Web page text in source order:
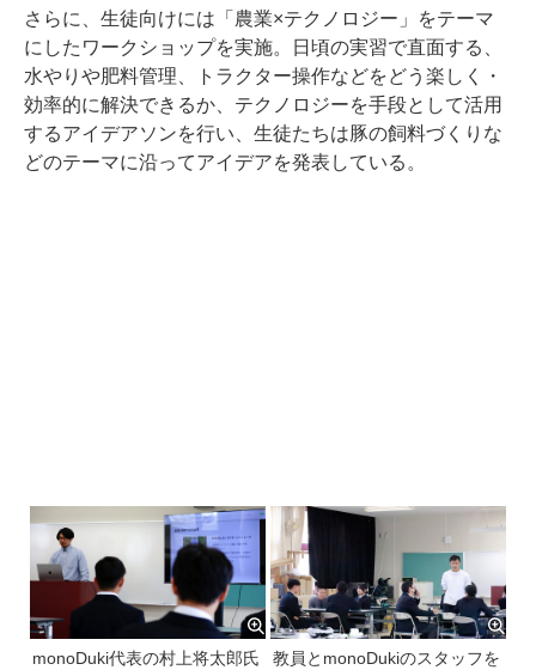
さらに、生徒向けには「農業×テクノロジー」をテーマ
にしたワークショップを実施。日頃の実習で直面する、
水やりや肥料管理、トラクター操作などをどう楽しく・
効率的に解決できるか、テクノロジーを手段として活用
するアイデアソンを行い、生徒たちは豚の飼料づくりな
どのテーマに沿ってアイデアを発表している。
monoDuki代表の村上将太郎氏
教員とmonoDukiのスタッフを